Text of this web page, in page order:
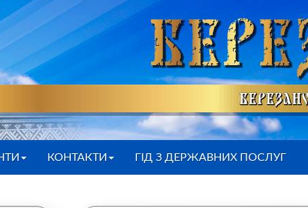
КОНТАКТИ ГІД З ДЕРЖАВНИХ ПОСЛУГ